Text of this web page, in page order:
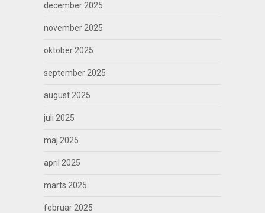
december 2025
november 2025
oktober 2025
september 2025
august 2025
juli 2025
maj 2025
april 2025
marts 2025
februar 2025